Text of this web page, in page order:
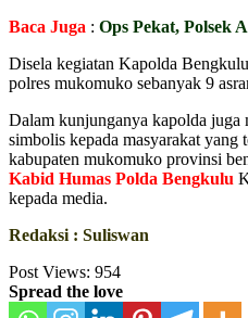
Baca Juga : Ops Pekat, Polsek
Disela kegiatan Kapolda
polres mukomuko sebanyak 9
Dalam kunjunganya kapolda juga
simbolis kepada masyarakat yang
kabupaten mukomuko provinsi
Kabid Humas Polda Bengkulu
kepada media.
Redaksi : Suliswan
Post Views: 954
Spread the love